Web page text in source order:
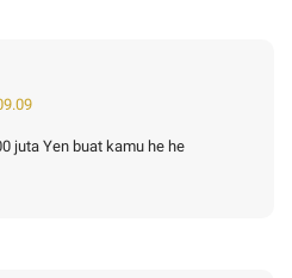
juta Yen buat kamu he he